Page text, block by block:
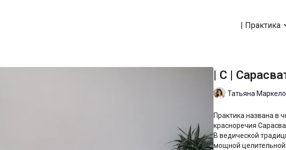
| Практика
| C |
Татьяна
Практика названа в
красноречия
В ведической
мощной